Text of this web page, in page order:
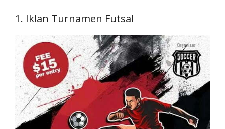
1. Iklan Turnamen Futsal